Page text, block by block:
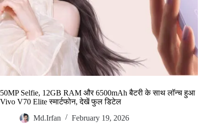
50MP Selfie, 12GB RAM और 6500mAh बैटरी के साथ लॉन्च हुआ
Vivo V70 Elite स्मार्टफोन, देखें फुल डिटेल
Md.Irfan
February 19, 2026